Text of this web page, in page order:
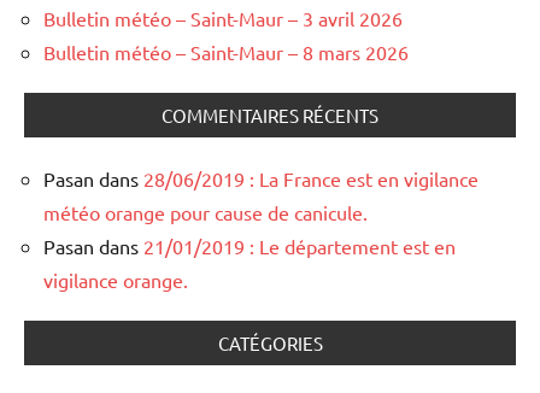
Bulletin météo – Saint-Maur – 3 avril 2026
Bulletin météo – Saint-Maur – 8 mars 2026
COMMENTAIRES RÉCENTS
Pasan dans 28/06/2019 : La France est en vigilance
météo orange pour cause de canicule.
Pasan dans 21/01/2019 : Le département est en
vigilance orange.
CATÉGORIES